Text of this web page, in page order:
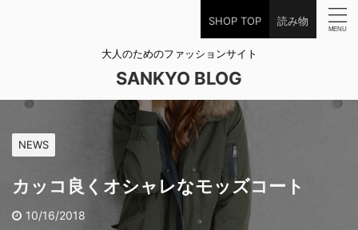
SHOP TOP 読み物
大人のためのファッションサイト
SANKYO BLOG
NEWS
カッコ良くオシャレなモッズコート
10/16/2018